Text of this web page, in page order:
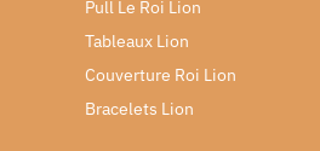
Pull Le Roi Lion
Tableaux Lion
Couverture Roi Lion
Bracelets Lion